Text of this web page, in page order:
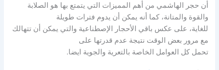
أن حجر الهاشمي من أهم المميزات التي يتمتع بها هو الصلابة
والقوة والمتانة، كما أنه يمكن أن يدوم فترات طويلة
للغاية، على عكس باقي الأحجار الإصطناعية والتي يمكن أن تتهالك
مع مرور بعض الوقت نتيجة عدم قدرتها على
تحمل كل العوامل الخاصة بالتعرية والجوية ايضا.